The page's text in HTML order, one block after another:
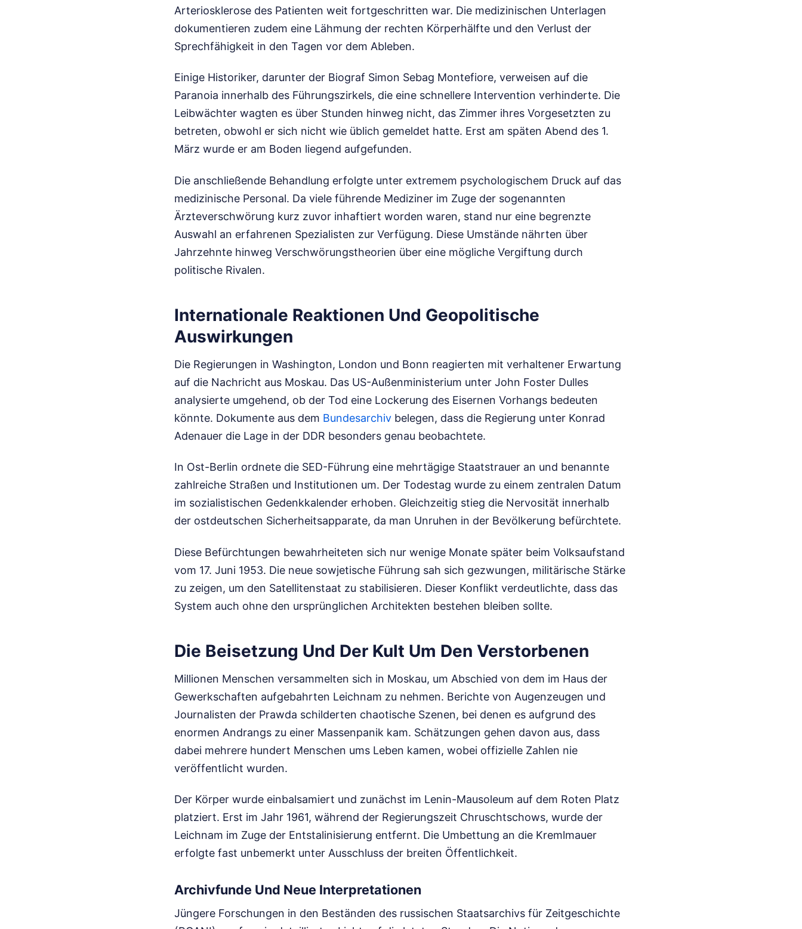
Arteriosklerose des Patienten weit fortgeschritten war. Die medizinischen Unterlagen
dokumentieren zudem eine Lähmung der rechten Körperhälfte und den Verlust der
Sprechfähigkeit in den Tagen vor dem Ableben.
Einige Historiker, darunter der Biograf Simon Sebag Montefiore, verweisen auf die
Paranoia innerhalb des Führungszirkels, die eine schnellere Intervention verhinderte. Die
Leibwächter wagten es über Stunden hinweg nicht, das Zimmer ihres Vorgesetzten zu
betreten, obwohl er sich nicht wie üblich gemeldet hatte. Erst am späten Abend des 1.
März wurde er am Boden liegend aufgefunden.
Die anschließende Behandlung erfolgte unter extremem psychologischem Druck auf das
medizinische Personal. Da viele führende Mediziner im Zuge der sogenannten
Ärzteverschwörung kurz zuvor inhaftiert worden waren, stand nur eine begrenzte
Auswahl an erfahrenen Spezialisten zur Verfügung. Diese Umstände nährten über
Jahrzehnte hinweg Verschwörungstheorien über eine mögliche Vergiftung durch
politische Rivalen.
Internationale Reaktionen Und Geopolitische
Auswirkungen
Die Regierungen in Washington, London und Bonn reagierten mit verhaltener Erwartung
auf die Nachricht aus Moskau. Das US-Außenministerium unter John Foster Dulles
analysierte umgehend, ob der Tod eine Lockerung des Eisernen Vorhangs bedeuten
könnte. Dokumente aus dem Bundesarchiv belegen, dass die Regierung unter Konrad
Adenauer die Lage in der DDR besonders genau beobachtete.
In Ost-Berlin ordnete die SED-Führung eine mehrtägige Staatstrauer an und benannte
zahlreiche Straßen und Institutionen um. Der Todestag wurde zu einem zentralen Datum
im sozialistischen Gedenkkalender erhoben. Gleichzeitig stieg die Nervosität innerhalb
der ostdeutschen Sicherheitsapparate, da man Unruhen in der Bevölkerung befürchtete.
Diese Befürchtungen bewahrheiteten sich nur wenige Monate später beim Volksaufstand
vom 17. Juni 1953. Die neue sowjetische Führung sah sich gezwungen, militärische Stärke
zu zeigen, um den Satellitenstaat zu stabilisieren. Dieser Konflikt verdeutlichte, dass das
System auch ohne den ursprünglichen Architekten bestehen bleiben sollte.
Die Beisetzung Und Der Kult Um Den Verstorbenen
Millionen Menschen versammelten sich in Moskau, um Abschied von dem im Haus der
Gewerkschaften aufgebahrten Leichnam zu nehmen. Berichte von Augenzeugen und
Journalisten der Prawda schilderten chaotische Szenen, bei denen es aufgrund des
enormen Andrangs zu einer Massenpanik kam. Schätzungen gehen davon aus, dass
dabei mehrere hundert Menschen ums Leben kamen, wobei offizielle Zahlen nie
veröffentlicht wurden.
Der Körper wurde einbalsamiert und zunächst im Lenin-Mausoleum auf dem Roten Platz
platziert. Erst im Jahr 1961, während der Regierungszeit Chruschtschows, wurde der
Leichnam im Zuge der Entstalinisierung entfernt. Die Umbettung an die Kremlmauer
erfolgte fast unbemerkt unter Ausschluss der breiten Öffentlichkeit.
Archivfunde Und Neue Interpretationen
Jüngere Forschungen in den Beständen des russischen Staatsarchivs für Zeitgeschichte